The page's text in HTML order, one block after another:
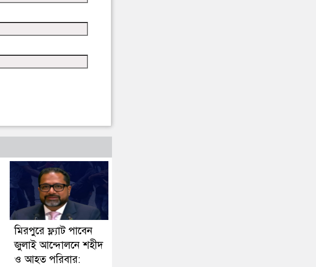
মিরপুরে ফ্ল্যাট পাবেন
জুলাই আন্দোলনে শহীদ
ও আহত পরিবার: